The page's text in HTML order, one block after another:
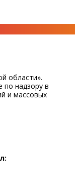
области».
по надзору в
и массовых
о
центр
обл., г.